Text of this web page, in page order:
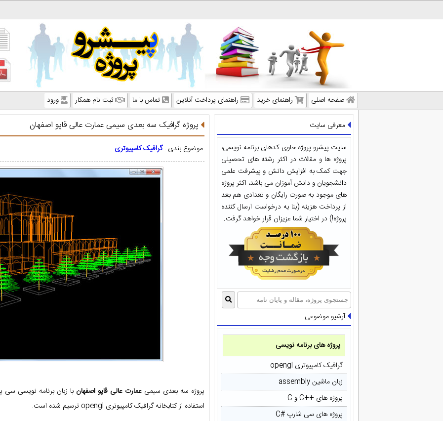
صفحه اصلی راهنمای خرید راهنمای پرداخت آنلاین تماس با ما ثبت نام همکار ورود
معرفی سایت
سایت پیشرو پروژه حاوی کدهای برنامه نویسی،
پروژه ها و مقالات در اکثر رشته های تحصیلی
جهت کمک به افزایش دانش و پیشرفت علمی
دانشجویان و دانش آموزان می باشد، اکثر پروژه
های موجود به صورت رایگان و تعدادی هم بعد
از پرداخت هزینه (بنا به درخواست ارسال کننده
پروژه!) در اختیار شما عزیزان قرار خواهد گرفت.
آرشیو موضوعی
پروژه های برنامه نویسی
گرافیک کامپیوتری opengl
زبان ماشین assembly
پروژه های ++C و C
پروژه های سی شارپ #C
پروژه گرافیک سه بعدی سیمی عمارت عالی قاپو اصفهان
موضوع بندی :گرافیک کامپیوتری
پروژه سه بعدی سیمی عمارت عالی قاپو اصفهان
استفاده از کتابخانه گرافیک کامپیوتری opengl ترسیم شده است.